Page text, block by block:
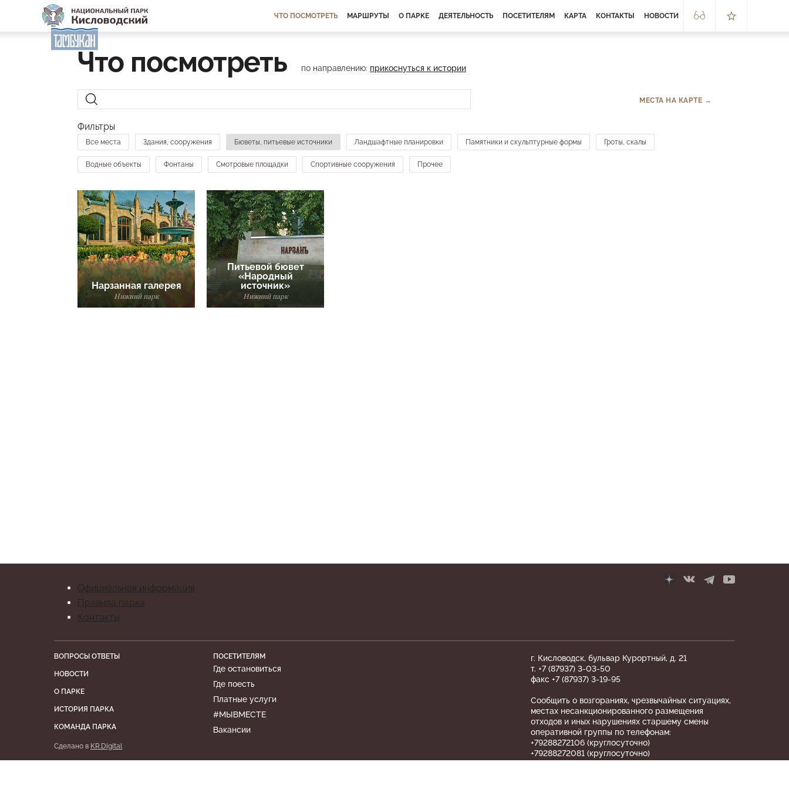
ЧТО ПОСМОТРЕТЬ МАРШРУТЫ О ПАРКЕ ДЕЯТЕЛЬНОСТЬ ПОСЕТИТЕЛЯМ КАРТА КОНТАКТЫ НОВОСТИ
Что посмотреть по направлению: прикоснуться к истории
МЕСТА НА КАРТЕ →
Фильтры
Все места Здания, сооружения Бюветы, питьевые источники Ландшафтные планировки Памятники и скульптурные формы Гроты, скалы
Водные объекты Фонтаны Смотровые площадки Спортивные сооружения Прочее
Нарзанная галерея
Нижний парк
Питьевой бювет
«Народный
источник»
Нижний парк
Официальная информация
Правила парка
Контакты
ВОПРОСЫ ОТВЕТЫ
НОВОСТИ
О ПАРКЕ
ИСТОРИЯ ПАРКА
КОМАНДА ПАРКА
ПОСЕТИТЕЛЯМ
Где остановиться
Где поесть
Платные услуги
#МЫВМЕСТЕ
Вакансии
Сделано в KR.Digital
г. Кисловодск, бульвар Курортный, д. 21
т. +7 (87937) 3-03-50
факс +7 (87937) 3-19-95
Сообщить о возгораниях, чрезвычайных ситуациях,
местах несанкционированного размещения
отходов и иных нарушениях старшему смены
оперативной группы по телефонам:
+79288272106 (круглосуточно)
+79288272081 (круглосуточно)